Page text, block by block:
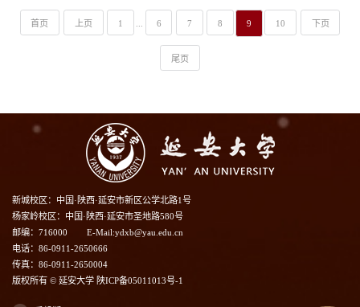
首页 上页 1 6 7 8 9 10 下页
尾页
新城校区：中国·陕西·延安市新区公学北路1号
杨家岭校区：中国·陕西·延安市圣地路580号
邮编：716000
E-Mail:ydxb@yau.edu.cn
电话：86-0911-2650666
传真：86-0911-2650004
版权所有 © 延安大学 陕ICP备05011013号-1